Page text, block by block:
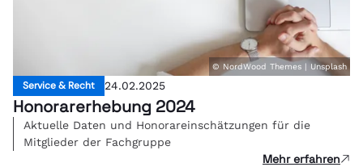
© NordWood Themes | Unsplash
Service & Recht 24.02.2025
Honorarerhebung 2024
Aktuelle Daten und Honorareinschätzungen für die
Mitglieder der Fachgruppe
Mehr erfahren